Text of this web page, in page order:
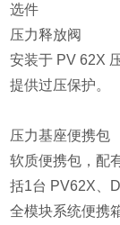
选件
压力释放阀
安装于 PV 62X
提供过压保护。
压力基座便携包
软质便携包，配
括1台 PV62X、
全模块系统便携